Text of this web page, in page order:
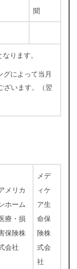
聞
ります。
によって当月
ざいます。（翌
メリカ
ホーム
療・損
保険株
会社
メデ
ィケ
ア生
命保
険株
式会
社